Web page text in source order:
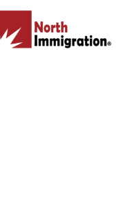
المحتوى